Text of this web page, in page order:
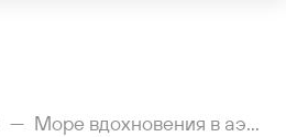
Море вдохновения в аэровокзале Южно-Сахалинска: обновлена выставка «Художники Сахалина»